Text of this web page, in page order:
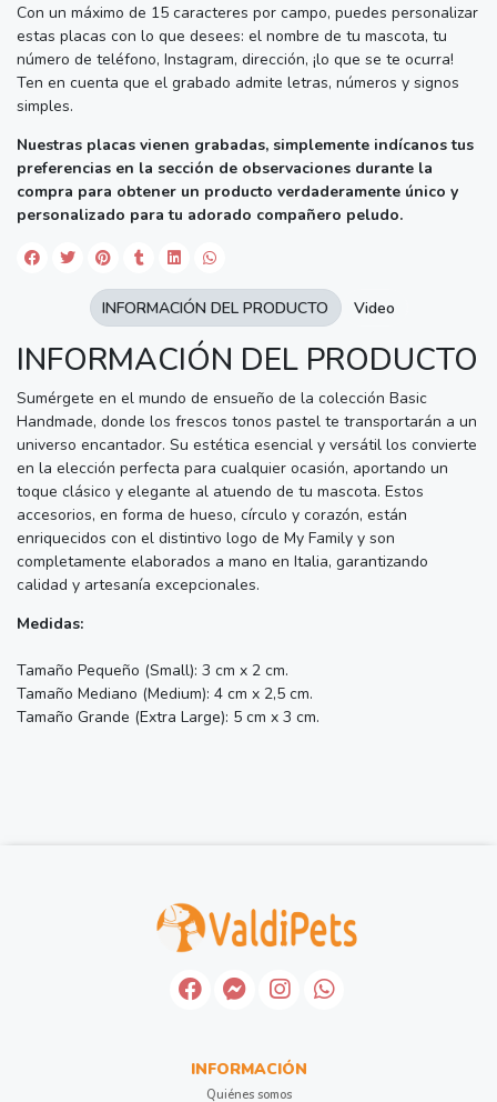
Con un máximo de 15 caracteres por campo, puedes personalizar
estas placas con lo que desees: el nombre de tu mascota, tu
número de teléfono, Instagram, dirección, ¡lo que se te ocurra!
Ten en cuenta que el grabado admite letras, números y signos
simples.
Nuestras placas vienen grabadas, simplemente indícanos tus
preferencias en la sección de observaciones durante la
compra para obtener un producto verdaderamente único y
personalizado para tu adorado compañero peludo.
INFORMACIÓN DEL PRODUCTO
Sumérgete en el mundo de ensueño de la colección Basic
Handmade, donde los frescos tonos pastel te transportarán a un
universo encantador. Su estética esencial y versátil los convierte
en la elección perfecta para cualquier ocasión, aportando un
toque clásico y elegante al atuendo de tu mascota. Estos
accesorios, en forma de hueso, círculo y corazón, están
enriquecidos con el distintivo logo de My Family y son
completamente elaborados a mano en Italia, garantizando
calidad y artesanía excepcionales.
Medidas:
Tamaño Pequeño (Small): 3 cm x 2 cm.
Tamaño Mediano (Medium): 4 cm x 2,5 cm.
Tamaño Grande (Extra Large): 5 cm x 3 cm.
INFORMACIÓN DEL PRODUCTO Video
INFORMACIÓN
Quiénes somos